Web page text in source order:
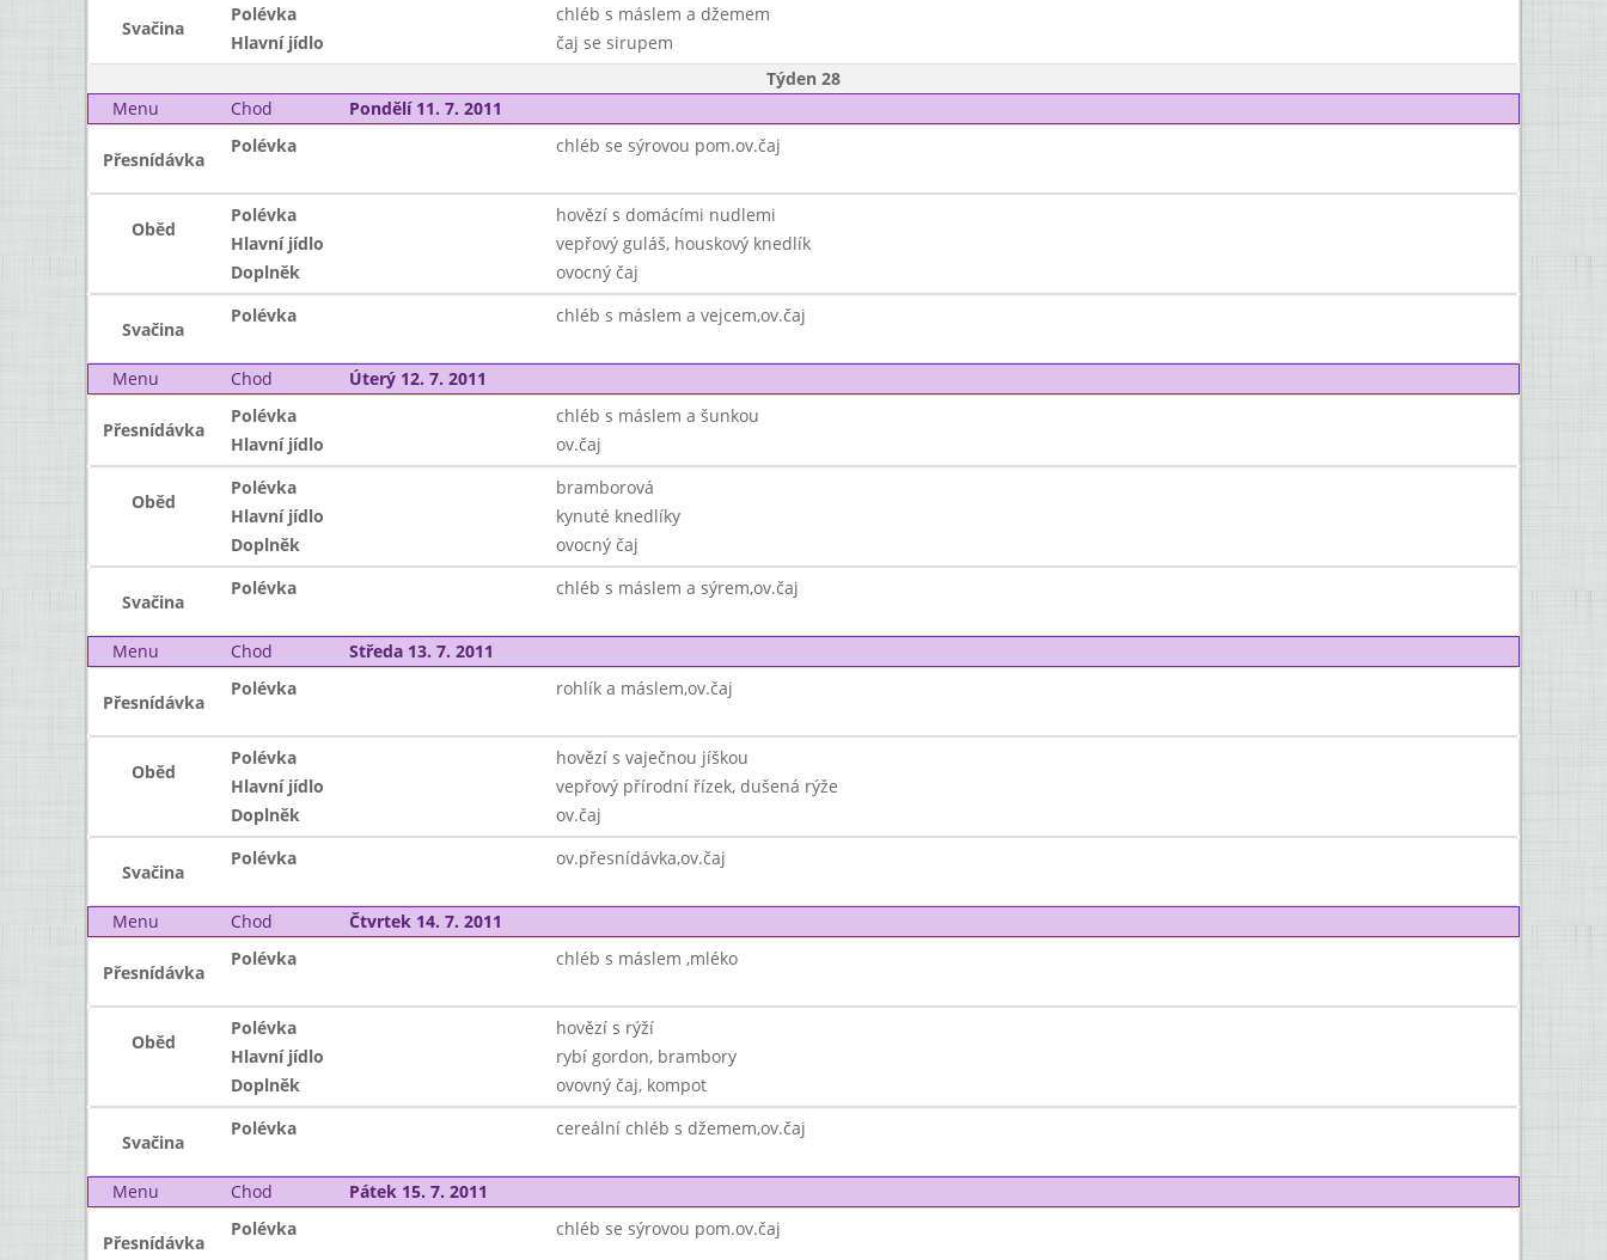
Svačina
Polévka
chléb s máslem a džemem
Hlavní jídlo
čaj se sirupem
Týden 28
Menu
Chod Pondělí 11. 7. 2011
Přesnídávka
Polévka chléb se sýrovou pom.ov.čaj
Oběd
Polévka
hovězí s domácími nudlemi
Hlavní jídlo
vepřový guláš, houskový knedlík
Doplněk
ovocný čaj
Svačina
Polévka chléb s máslem a vejcem,ov.čaj
Menu Chod Úterý 12. 7. 2011
Přesnídávka
Polévka
chléb s máslem a šunkou
Hlavní jídlo
ov.čaj
Oběd
Polévka
bramborová
Hlavní jídlo
kynuté knedlíky
Doplněk
ovocný čaj
Svačina
Polévka chléb s máslem a sýrem,ov.čaj
Menu Chod Středa 13. 7. 2011
Přesnídávka
Polévka rohlík a máslem,ov.čaj
Oběd
Polévka
hovězí s vaječnou jíškou
Hlavní jídlo
vepřový přírodní řízek, dušená rýže
Doplněk
ov.čaj
Svačina
Polévka ov.přesnídávka,ov.čaj
Menu Chod Čtvrtek 14. 7. 2011
Přesnídávka
Polévka chléb s máslem ,mléko
Oběd
Polévka
hovězí s rýží
Hlavní jídlo
rybí gordon, brambory
Doplněk
ovovný čaj, kompot
Svačina
Polévka cereální chléb s džemem,ov.čaj
Menu Chod Pátek 15. 7. 2011
Přesnídávka
Polévka chléb se sýrovou pom.ov.čaj